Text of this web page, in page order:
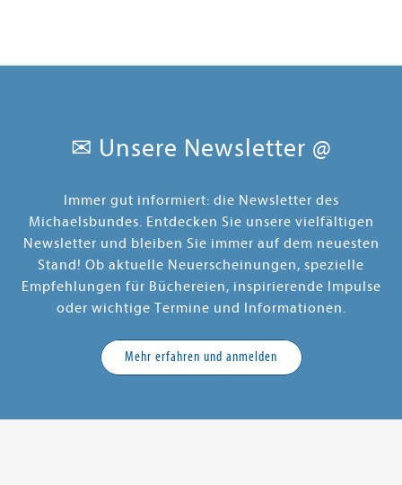
✉ Unsere Newsletter @
Immer gut informiert: die Newsletter des
Michaelsbundes. Entdecken Sie unsere vielfältigen
Newsletter und bleiben Sie immer auf dem neuesten
Stand! Ob aktuelle Neuerscheinungen, spezielle
Empfehlungen für Büchereien, inspirierende Impulse
oder wichtige Termine und Informationen.
Mehr erfahren und anmelden